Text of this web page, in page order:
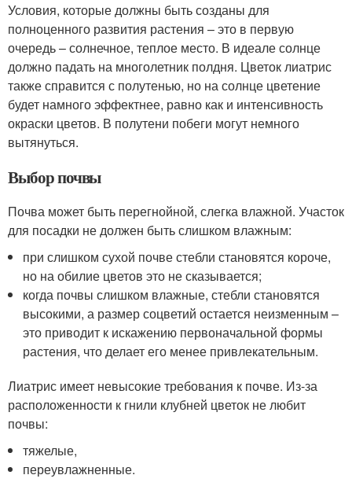
Условия, которые должны быть созданы для
полноценного развития растения – это в первую
очередь – солнечное, теплое место. В идеале солнце
должно падать на многолетник полдня. Цветок лиатрис
также справится с полутенью, но на солнце цветение
будет намного эффектнее, равно как и интенсивность
окраски цветов. В полутени побеги могут немного
вытянуться.
Выбор почвы
Почва может быть перегнойной, слегка влажной. Участок
для посадки не должен быть слишком влажным:
при слишком сухой почве стебли становятся короче,
но на обилие цветов это не сказывается;
когда почвы слишком влажные, стебли становятся
высокими, а размер соцветий остается неизменным –
это приводит к искажению первоначальной формы
растения, что делает его менее привлекательным.
Лиатрис имеет невысокие требования к почве. Из-за
расположенности к гнили клубней цветок не любит
почвы:
тяжелые,
переувлажненные.